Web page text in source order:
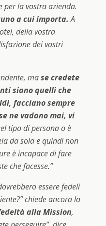
per la vostra azienda.
a cui importa.A
della vostra
dei vostri
mase credete
siano quelli che
facciano sempre
ne vadano mai, vi
tipo di persona o è
da sola e quindi non
è incapace di fare
che facesse.”
essere fedeli
chiede ancora la
alla Mission,